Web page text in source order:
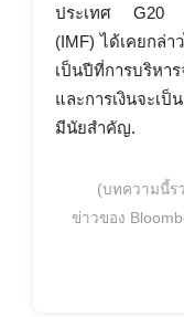
ประเทศ G20 ต
(IMF) ได้เคยกล่า
เป็นปีที่การบริหา
และการเงินจะเ
มีนัยสำคัญ.
(บทความนี้ร
ข่าวของ